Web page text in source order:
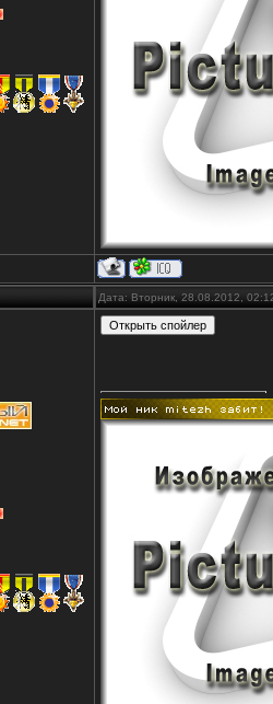
Дата: Вторник, 28.08.2012,